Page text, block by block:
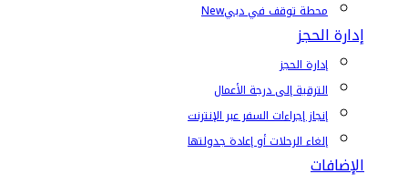
محطة توقف في دبيNew
إدارة الحجز
إدارة الحجز
الترقية إلى درجة الأعمال
إنجاز إجراءات السفر عبر الإنترنت
إلغاء الرحلات أو إعادة جدولتها
الإضافات